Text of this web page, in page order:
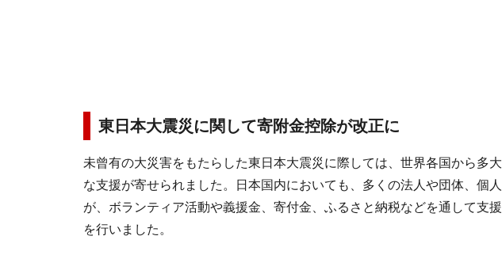
東日本大震災に関して寄附金控除が改正に
未曾有の大災害をもたらした東日本大震災に際しては、世界各国から多大
な支援が寄せられました。日本国内においても、多くの法人や団体、個人
が、ボランティア活動や義援金、寄付金、ふるさと納税などを通して支援
を行いました。